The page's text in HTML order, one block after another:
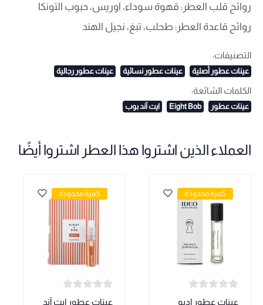
روائح قلب العطر: قهوة سوداء، اوريس، حبوب التونكا
روائح قاعدة العطر: طحلب، تبغ، نجيل الهند
التصنيفات:
عينات عطور أصلية عينات عطور نسائية عينات عطور رجالية
الكلمات الشائعة:
عينات عطور Eight Bob ايت آند بوب
العملاء الذين اشتروا هذا العطر اشتروا أيضًا
عينات عطور إديو
كمية محدودة
عينات عطور ايت آند
كمية محدودة